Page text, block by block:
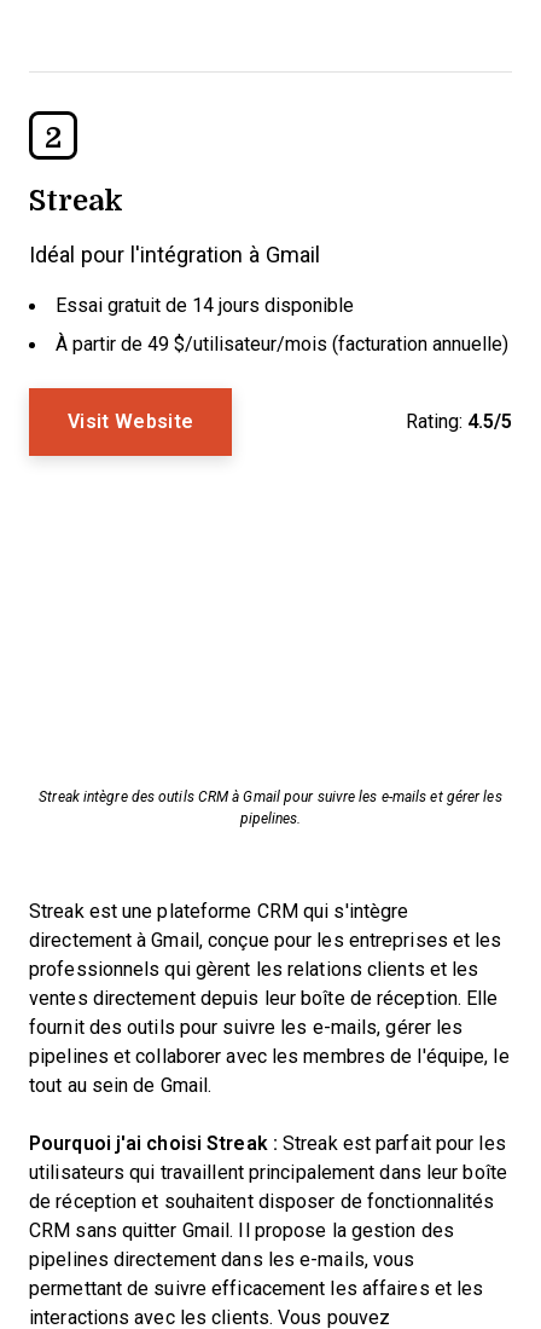
2
Streak
Idéal pour l'intégration à Gmail
Essai gratuit de 14 jours disponible
À partir de 49 $/utilisateur/mois (facturation annuelle)
Visit Website Rating: 4.5/5
Streak intègre des outils CRM à Gmail pour suivre les e-mails et gérer les
pipelines.
Streak est une plateforme CRM qui s'intègre
directement à Gmail, conçue pour les entreprises et les
professionnels qui gèrent les relations clients et les
ventes directement depuis leur boîte de réception. Elle
fournit des outils pour suivre les e-mails, gérer les
pipelines et collaborer avec les membres de l'équipe, le
tout au sein de Gmail.
Pourquoi j'ai choisi Streak : Streak est parfait pour les
utilisateurs qui travaillent principalement dans leur boîte
de réception et souhaitent disposer de fonctionnalités
CRM sans quitter Gmail. Il propose la gestion des
pipelines directement dans les e-mails, vous
permettant de suivre efficacement les affaires et les
interactions avec les clients. Vous pouvez